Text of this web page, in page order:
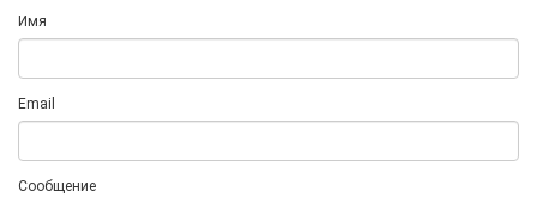
Имя
Email
Сообщение